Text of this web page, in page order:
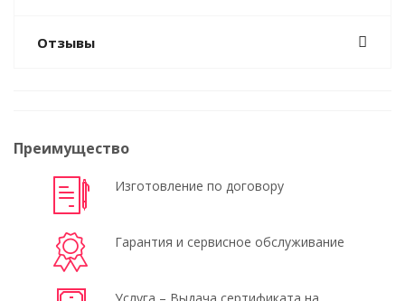
Отзывы
Преимущество
Изготовление по договору
Гарантия и сервисное обслуживание